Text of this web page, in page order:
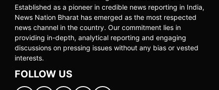
Established as a pioneer in credible news reporting in India,
News Nation Bharat has emerged as the most respected
news channel in the country. Our commitment lies in
providing in-depth, analytical reporting and engaging
discussions on pressing issues without any bias or vested
interests.
FOLLOW US